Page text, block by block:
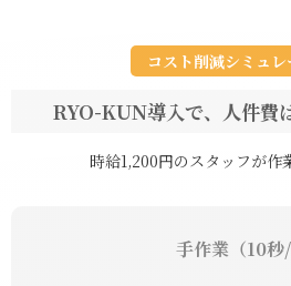
コスト削減シミュ
RYO-KUN導入で、人件費
時給1,200円のスタッフが作
手作業（10秒/